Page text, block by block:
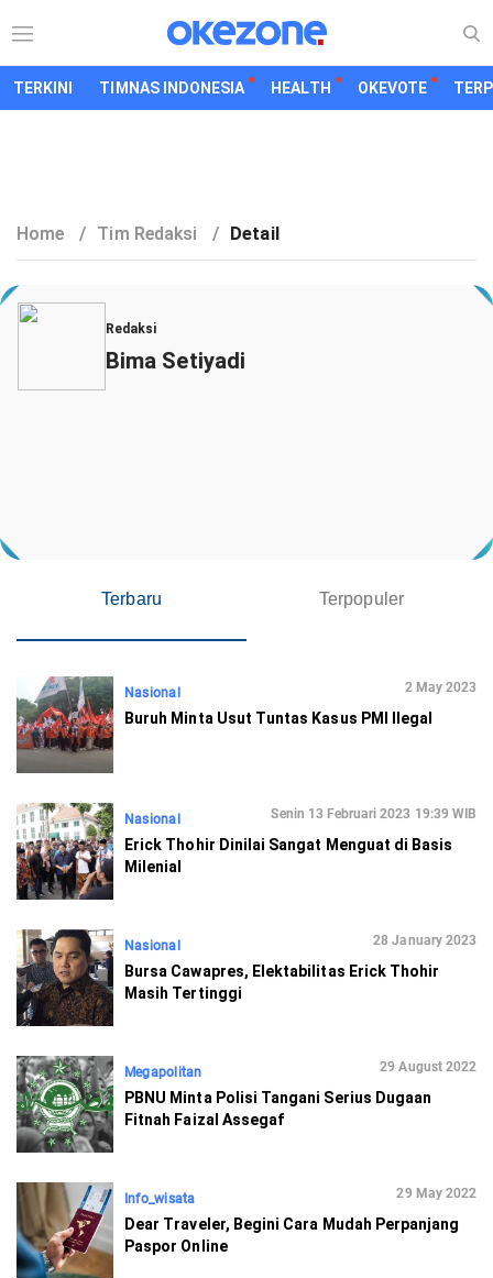
TERKINI TIMNAS INDONESIA HEALTH OKEVOTE
Home / Tim Redaksi / Detail
Redaksi
Bima Setiyadi
Terbaru Terpopuler
Nasional 2 May 2023
Buruh Minta Usut Tuntas Kasus PMI Ilegal
Nasional Senin 13 Februari 2023 19:39 WIB
Erick Thohir Dinilai Sangat Menguat di Basis
Milenial
Nasional 28 January 2023
Bursa Cawapres, Elektabilitas Erick Thohir
Masih Tertinggi
Megapolitan 29 August 2022
PBNU Minta Polisi Tangani Serius Dugaan
Fitnah Faizal Assegaf
Info_wisata 29 May 2022
Dear Traveler, Begini Cara Mudah Perpanjang
Paspor Online